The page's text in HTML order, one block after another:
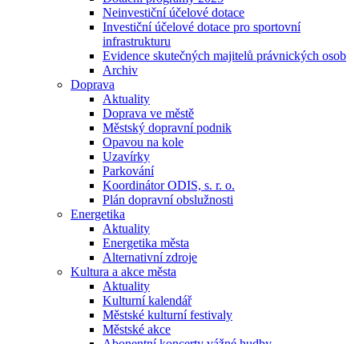
Neinvestiční účelové dotace
Investiční účelové dotace pro sportovní
infrastrukturu
Evidence skutečných majitelů právnických osob
Archiv
Doprava
Aktuality
Doprava ve městě
Městský dopravní podnik
Opavou na kole
Uzavírky
Parkování
Koordinátor ODIS, s. r. o.
Plán dopravní obslužnosti
Energetika
Aktuality
Energetika města
Alternativní zdroje
Kultura a akce města
Aktuality
Kulturní kalendář
Městské kulturní festivaly
Městské akce